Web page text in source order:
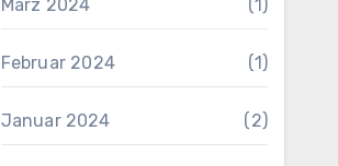
März 2024 (1)
Februar 2024 (1)
Januar 2024 (2)